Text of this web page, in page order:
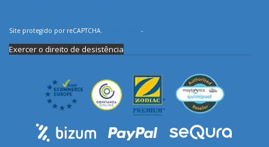
Site protegido por reCAPTCHA. -
Exercer o direito de desistência